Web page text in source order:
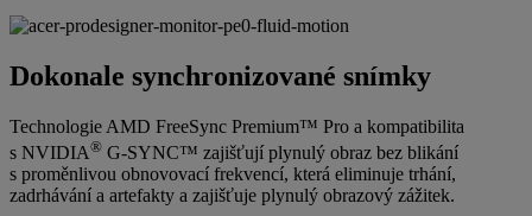
Dokonale synchronizované snímky
Technologie AMD FreeSync Premium™ Pro a kompatibilita
s NVIDIA® G-SYNC™ zajišťují plynulý obraz bez blikání
s proměnlivou obnovovací frekvencí, která eliminuje trhání,
zadrhávání a artefakty a zajišťuje plynulý obrazový zážitek.